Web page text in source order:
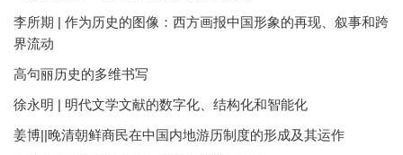
李所期 | 作为历史的图像：西方画报中国形象的再现、叙事和跨
界流动
高句丽历史的多维书写
徐永明 | 明代文学文献的数字化、结构化和智能化
姜博||晚清朝鲜商民在中国内地游历制度的形成及其运作